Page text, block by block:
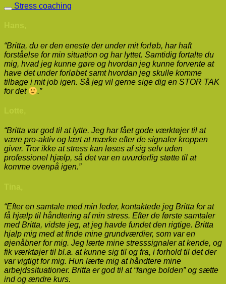
Stress coaching
“Britta, du er den eneste der under mit forløb, har haft
forståelse for min situation og har lyttet. Samtidig fortalte du
mig, hvad jeg kunne gøre og hvordan jeg kunne forvente at
have det under forløbet samt hvordan jeg skulle komme
tilbage i mit job igen. Så jeg vil gerne sige dig en STOR TAK
for det
.”
“Britta var god til at lytte. Jeg har fået gode værktøjer til at
være pro-aktiv og lært at mærke efter de signaler kroppen
giver. Tror ikke at stress kan løses af sig selv uden
professionel hjælp, så det var en uvurderlig støtte til at
komme ovenpå igen.”
“Efter en samtale med min leder, kontaktede jeg Britta for at
få hjælp til håndtering af min stress. Efter de første samtaler
med Britta, vidste jeg, at jeg havde fundet den rigtige. Britta
hjalp mig med at finde mine grundværdier, som var en
øjenåbner for mig. Jeg lærte mine stresssignaler at kende, og
fik værktøjer til bl.a. at kunne sig til og fra, i forhold til det der
var vigtigt for mig. Hun lærte mig at håndtere mine
arbejdssituationer. Britta er god til at “fange bolden” og sætte
ind og ændre kurs.